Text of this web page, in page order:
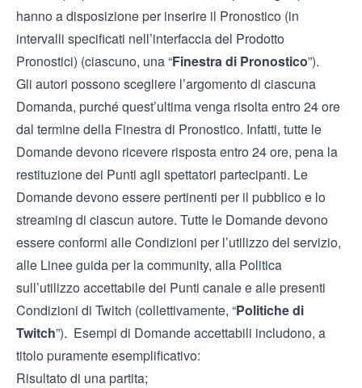
hanno a disposizione per inserire il Pronostico (in
intervalli specificati nell’interfaccia del Prodotto
Pronostici) (ciascuno, una “Finestra di Pronostico”).
Gli autori possono scegliere l’argomento di ciascuna
Domanda, purché quest’ultima venga risolta entro 24 ore
dal termine della Finestra di Pronostico. Infatti, tutte le
Domande devono ricevere risposta entro 24 ore, pena la
restituzione dei Punti agli spettatori partecipanti. Le
Domande devono essere pertinenti per il pubblico e lo
streaming di ciascun autore. Tutte le Domande devono
essere conformi alle Condizioni per l’utilizzo del servizio,
alle Linee guida per la community, alla Politica
sull’utilizzo accettabile dei Punti canale e alle presenti
Condizioni di Twitch (collettivamente, “Politiche di
Twitch”). Esempi di Domande accettabili includono, a
titolo puramente esemplificativo:
Risultato di una partita;